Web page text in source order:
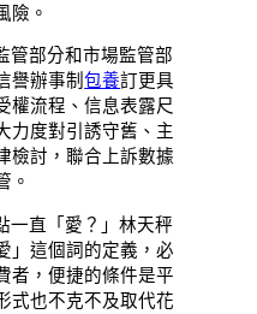
險。
管部分和市場監管部
譽辦事制包養訂更具
權流程、信息表露尺
力度對引誘守舊、主
檢討，聯合上訴數據
。
一直「愛？」林天秤
」這個詞的定義，必
者，便捷的條件是平
式也不克不及取代花